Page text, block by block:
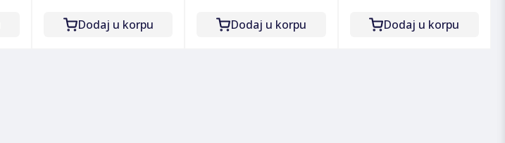
Dodaj u korpu
IM1200Dodaj u korpu Dodaj u korpu